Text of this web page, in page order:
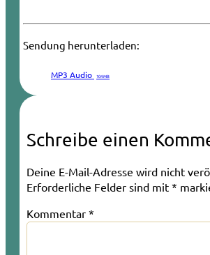
Sendung herunterladen:
MP3 Audio 104 MB
Schreibe einen
Deine E-Mail-Adresse wird nicht
Erforderliche Felder sind mit *
Kommentar *